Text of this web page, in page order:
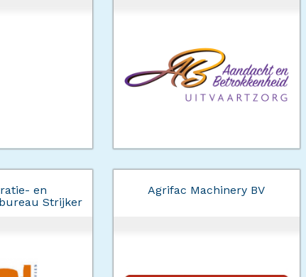
en
Strijker
Agrifac Machinery BV